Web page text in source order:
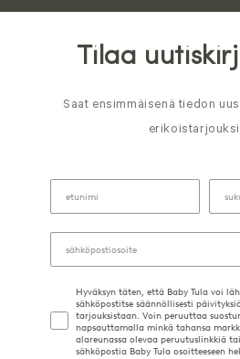
Tilaa
Saat ensimmäisenä tiedon
Hyväksyn täten, että Baby Tula voi
sähköpostitse säännöllisesti
tarjouksistaan. Voin peruuttaa
napsauttamalla minkä tahansa
alareunassa olevaa peruutuslinkkiä
sähköpostia Baby Tula osoitteeseen